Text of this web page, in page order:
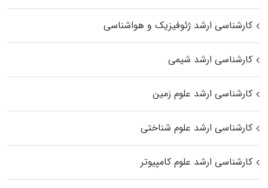
کارشناسی ارشد ژئوفیزیک و هواشناسی
کارشناسی ارشد شیمی
کارشناسی ارشد علوم زمین
کارشناسی ارشد علوم شناختی
کارشناسی ارشد علوم کامپیوتر